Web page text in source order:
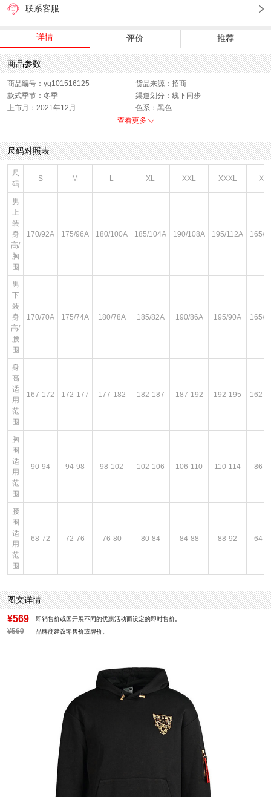
联系客服
详情 评价 推荐
商品参数
商品编号：yg101516125
货品来源：招商
款式季节：冬季
渠道划分：线下同步
上市月：2021年12月
色系：黑色
版型：标准
查看更多
尺码对照表
尺
码
S M L XL XXL XXXL XS
男
上
装
身
高/
胸
围
170/92A 175/96A 180/100A 185/104A 190/108A 195/112A 165/
男
下
装
身
高/
腰
围
170/70A 175/74A 180/78A 185/82A 190/86A 195/90A 165/
身
高
适
用
范
围
167-172 172-177 177-182 182-187 187-192 192-195 162-
胸
围
适
用
范
围
90-94 94-98 98-102 102-106 106-110 110-114 86-
腰
围
适
用
范
围
68-72 72-76 76-80 80-84 84-88 88-92 64-
图文详情
¥569 即销售价或因开展不同的优惠活动而设定的即时售价。
¥569 品牌商建议零售价或牌价。